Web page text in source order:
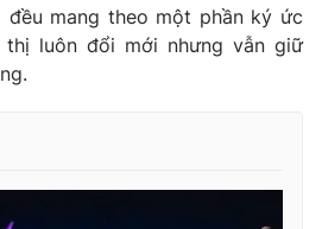
mang theo một phần ký ức
luôn đổi mới nhưng vẫn giữ